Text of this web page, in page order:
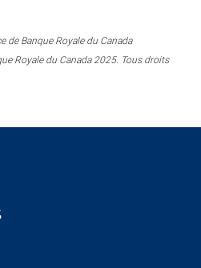
de Banque Royale du Canada
Royale du Canada 2025. Tous droits